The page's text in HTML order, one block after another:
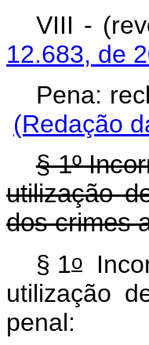
VIII
12.683, de
Pena:
(Redação
§ 1º
utilização
dos crimes
§ 1o
utilização